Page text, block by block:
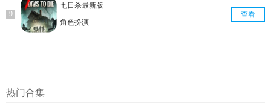
七日杀最新版
角色扮演
查看
热门合集